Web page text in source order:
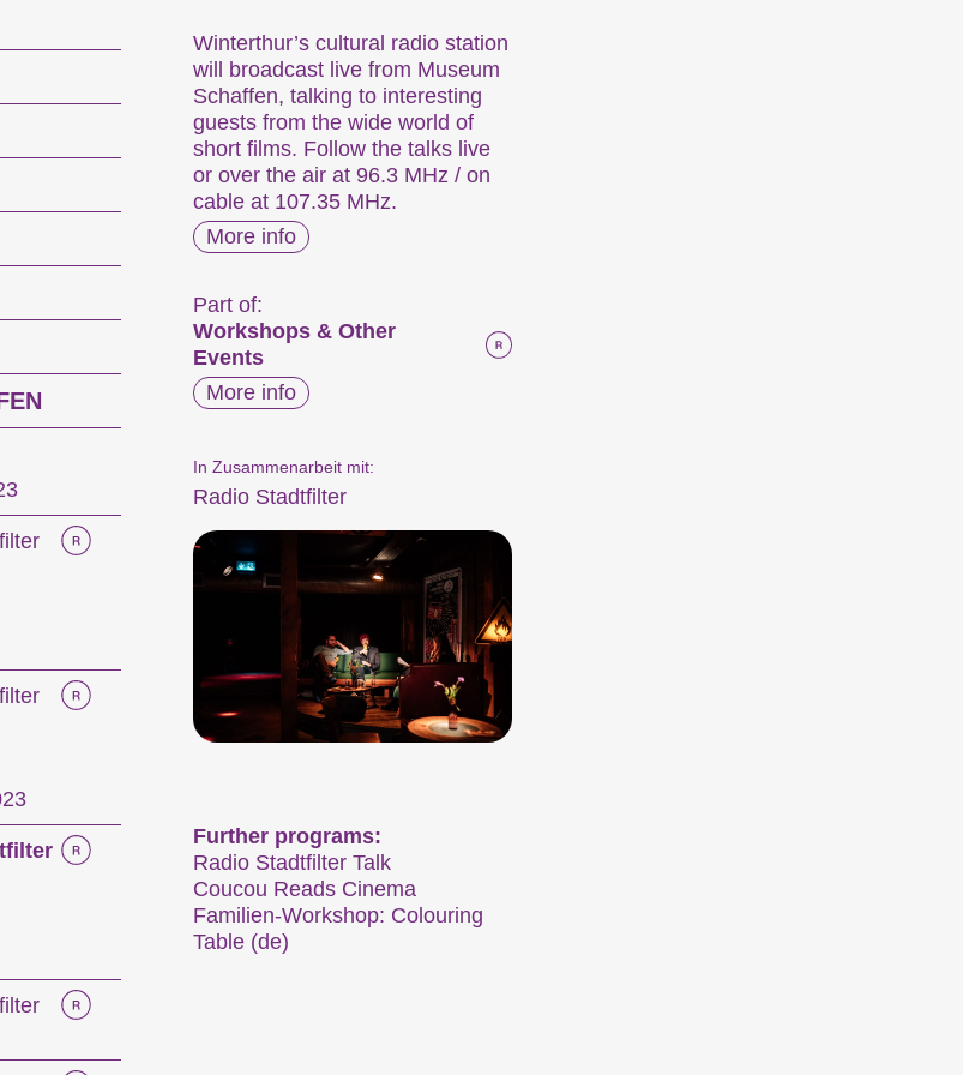
Winterthur’s cultural radio station
will broadcast live from Museum
Schaffen, talking to interesting
guests from the wide world of
short films. Follow the talks live
or over the air at 96.3 MHz / on
cable at 107.35 MHz.
More info
Part of:
Workshops & Other
Events
More info
In Zusammenarbeit mit:
Radio Stadtfilter
Further programs:
Radio Stadtfilter Talk
Coucou Reads Cinema
Familien-Workshop: Colouring
Table (de)
Kurzfilmtage Winterthur représentent le plus important festival de courts
Chaque mois de novembre, Winterthour se transforme en métropole du
29e édition des Internationale Kurzfilmtage Winterthur (archive)
Hors Concours